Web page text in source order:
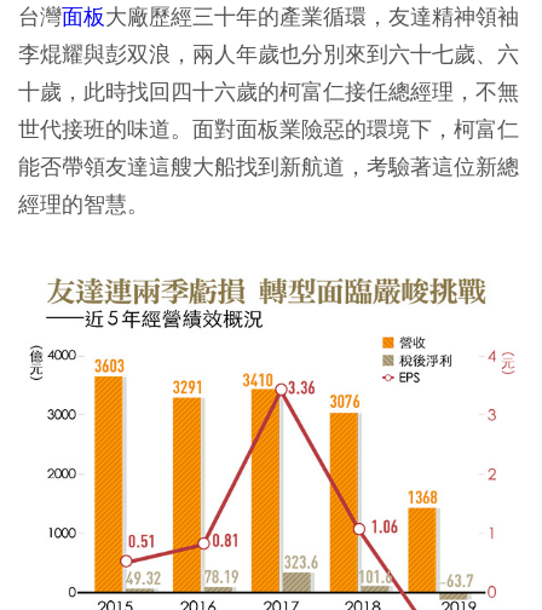
台灣面板大廠歷經三十年的產業循環，友達精神領袖
李焜耀與彭双浪，兩人年歲也分別來到六十七歲、六
十歲，此時找回四十六歲的柯富仁接任總經理，不無
世代接班的味道。面對面板業險惡的環境下，柯富仁
能否帶領友達這艘大船找到新航道，考驗著這位新總
經理的智慧。